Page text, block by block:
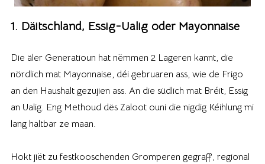
1. Däitschland, Essig-Ualig oder Mayonnaise
Die äler Generatioun hat nëmmen 2 Lageren kannt, die
nördlich mat Mayonnaise, déi gebruaren ass, wie de Frigo
an den Haushalt gezujien ass. An die südlich mat Bréit, Essig
an Ualig. Eng Methoud dës Zaloot ouni die nigdig Kéihlung mi
lang haltbar ze maan.
Hokt jiët zu festkooschenden Gromperen gegraff, regional